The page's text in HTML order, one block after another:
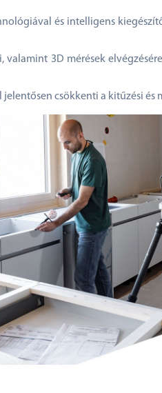
és intelligens
3D mérések
csökkenti a kitűzési és